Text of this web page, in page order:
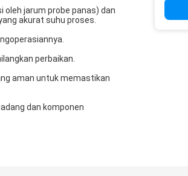
oleh jarum probe panas) dan
akurat suhu proses.
perbaikan.
aman untuk memastikan
dan komponen